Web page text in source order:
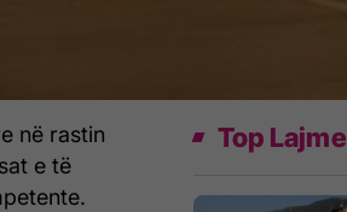
në rastin
e të
Top Lajme